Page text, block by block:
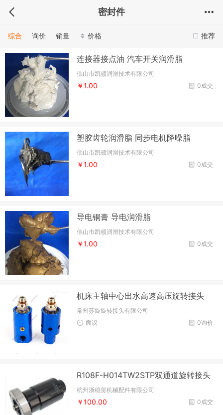
密封件
推荐
综合 询价 销量 价格
连接器接点油 汽车开关润滑脂
佛山市凯顿润滑技术有限公司
0成交
￥1.00
塑胶齿轮润滑脂 同步电机降噪脂
佛山市凯顿润滑技术有限公司
0成交
￥1.00
导电铜膏 导电润滑脂
佛山市凯顿润滑技术有限公司
0成交
￥1.00
机床主轴中心出水高速高压旋转接头
常州苏旋旋转接头有限公司
0询价
面议
R108F-H014TW2STP双通道旋转接头
杭州浙稳贺机械配件有限公司
0成交
￥100.00